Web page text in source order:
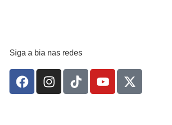
Siga a bia nas redes